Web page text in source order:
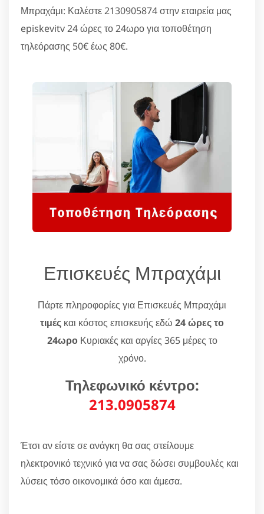
Μπραχάμι: Καλέστε 2130905874 στην εταιρεία μας
episkevitv 24 ώρες το 24ωρο για τοποθέτηση
τηλεόρασης 50€ έως 80€.
Επισκευές Μπραχάμι
Πάρτε πληροφορίες για Επισκευές Μπραχάμι
τιμές και κόστος επισκευής εδώ 24 ώρες το
24ωροΚυριακές και αργίες 365 μέρες το
χρόνο.
Τηλεφωνικό κέντρο:
213.0905874
Έτσι αν είστε σε ανάγκη θα σας στείλουμε
ηλεκτρονικό τεχνικό για να σας δώσει συμβουλές και
λύσεις τόσο οικονομικά όσο και άμεσα.